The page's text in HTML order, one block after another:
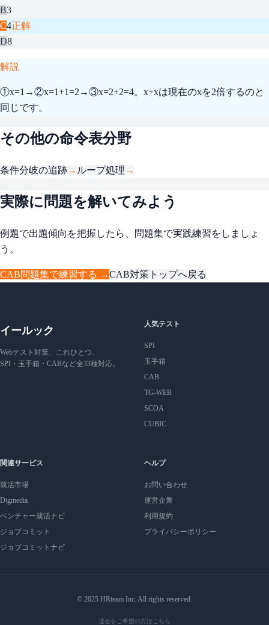
B3
C4正解
D8
解説
①x=1→②x=1+1=2→③x=2+2=4。x+xは現在のxを2倍するのと
同じです。
その他の命令表分野
条件分岐の追跡→ ループ処理 →
実際に問題を解いてみよう
例題で出題傾向を把握したら、問題集で実践練習をしましょ
う。
CAB問題集で練習する →CAB対策トップへ戻る
イールック
Webテスト対策、これひとつ。
SPI・玉手箱・CABなど全33種対応。
人気テスト
SPI
玉手箱
CAB
TG-WEB
SCOA
CUBIC
関連サービス
就活市場
Digmedia
ベンチャー就活ナビ
ジョブコミット
ジョブコミットナビ
ヘルプ
お問い合わせ
運営企業
利用規約
プライバシーポリシー
© 2025 HRteam Inc. All rights reserved.
退会をご希望の方はこちら